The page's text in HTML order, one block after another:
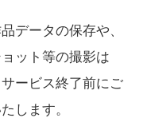
データの保存や、
ット等の撮影は
ービス終了前にご
します。